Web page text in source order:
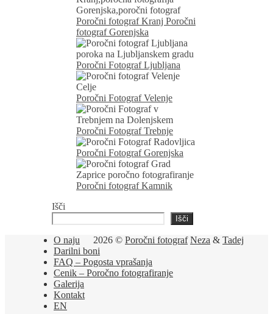
Poročni fotograf Kranj Poročni
fotograf Gorenjska
Poročni Fotograf Ljubljana
Poročni Fotograf Velenje
Poročni Fotograf Trebnje
Poročni Fotograf Gorenjska
Poročni fotograf Kamnik
Išči
Išči
2026 © Poročni fotograf Neza & Tadej
O naju
Darilni boni
FAQ – Pogosta vprašanja
Cenik – Poročno fotografiranje
Galerija
Kontakt
EN